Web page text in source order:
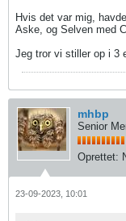
Hvis det var mig,
Aske, og Selven med
Jeg tror vi stiller op i 3
mhbp
Senior
Oprettet:
23-09-2023, 10:01